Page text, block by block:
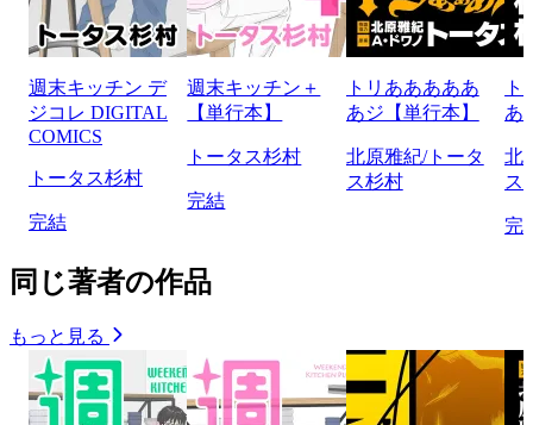
週末キッチン デ
ジコレ DIGITAL
COMICS
トータス杉村
完結
週末キッチン＋
【単行本】
トータス杉村
完結
トリあああああ
あジ【単行本】
北原雅紀/トータ
ス杉村
ト
あ
北
ス
完
同じ著者の作品
もっと見る